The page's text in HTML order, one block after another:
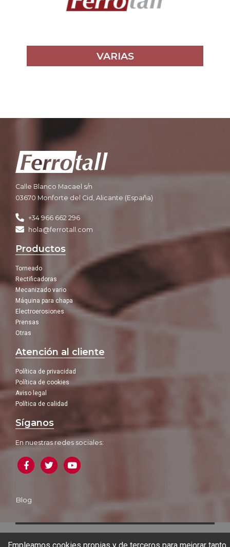
VARIAS
Calle Blanco Macael s/n
03670 Monforte del Cid, Alicante (España)
+34 966 662 296
hola@ferrotall.com
Productos
Torneado
Rectificadoras
Mecanizado vario
Máquina para chapa
Electroerosiones
Prensas
Otras
Atención al cliente
Política de privacidad
Política de cookies
Aviso legal
Política de calidad
Síganos
En nuestras redes sociales:
Blog